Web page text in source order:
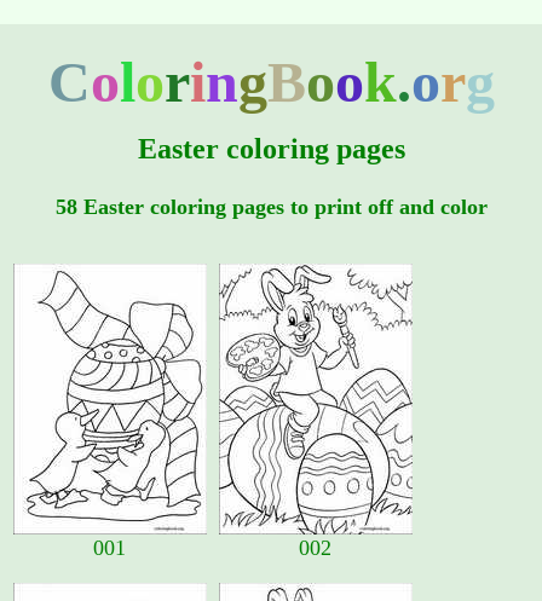
ColoringBook.org
Easter coloring pages
58 Easter coloring pages to print off and color
001 002